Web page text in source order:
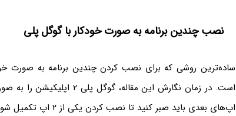
نصب چندین برنامه به صورت خودکار با گوگل پلی
ساده‌ترین روشی که برای نصب کردن چندین برنامه به صورت
است. در زمان نگارش این
اپ‌های بعدی باید صبر کنید تا نصب کردن یکی از ۲ اپ تکمیل شود و این فرآیند ادامه پیدا می‌کند.